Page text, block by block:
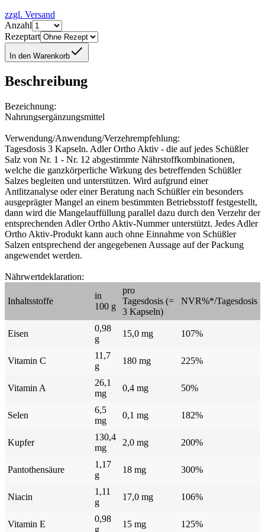
zzgl. Versand
Anzahl
Rezeptart
In den Warenkorb
Beschreibung
Bezeichnung:
Nahrungsergänzungsmittel
Verwendung/Anwendung/Verzehrempfehlung:
Tagesdosis 3 Kapseln. Adler Ortho Aktiv - die auf jedes Schüßler
Salz von Nr. 1 - Nr. 12 abgestimmte Nährstoffkombinationen,
welche die ganzkörperliche Wirkung des betreffenden Schüßler
Salzes begleiten und unterstützen. Wird aufgrund einer
Antlitzanalyse oder einer Beratung nach Schüßler ein besonders
ausgeprägter Mangel an einem bestimmten Betriebsstoff festgestellt,
dann wird die Mangelauffüllung parallel dazu durch den Verzehr der
entsprechenden Adler Ortho Aktiv-Nummer unterstützt. Jedes Adler
Ortho Aktiv-Produkt kann auch ohne Einnahme von Schüßler
Salzen entsprechend der angegebenen Aussage auf der Packung
angewendet werden.
Nährwertdeklaration:
Inhaltsstoffe
in
100 g
pro
Tagesdosis (=
3 Kapseln)
NVR%*/Tagesdosis
Eisen
0,98
g
15,0 mg 107%
Vitamin C
11,7
g
180 mg 225%
Vitamin A
26,1
mg
0,4 mg 50%
Selen
6,5
mg
0,1 mg 182%
Kupfer
130,4
mg
2,0 mg 200%
Pantothensäure
1,17
g
18 mg 300%
Niacin
1,11
g
17,0 mg 106%
Vitamin E
0,98
g
15 mg 125%